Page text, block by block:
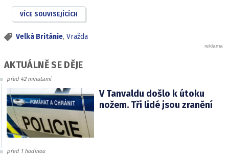
VÍCE SOUVISEJÍCÍCH
Velká Británie, Vražda
AKTUÁLNĚ SE DĚJE
před 42 minutami
V Tanvaldu došlo k útoku
nožem. Tři lidé jsou zranění
před 1 hodinou